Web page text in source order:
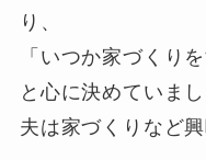
り、
「いつか家づくり
と心に決めていまし
夫は家づくりなど